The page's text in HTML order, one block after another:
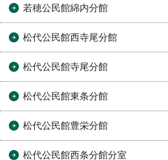
若穂公民館綿内分館
松代公民館西寺尾分館
松代公民館寺尾分館
松代公民館東条分館
松代公民館豊栄分館
松代公民館西条分館分室